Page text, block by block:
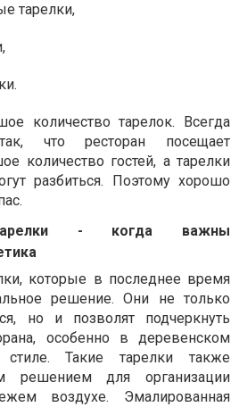
тарелки,
количество тарелок. Всегда
что ресторан посещает
количество гостей, а тарелки
разбиться. Поэтому хорошо
- когда важны
которые в последнее время
решение. Они не только
но и позволят подчеркнуть
особенно в деревенском
стиле. Такие тарелки также
решением для организации
воздухе. Эмалированная